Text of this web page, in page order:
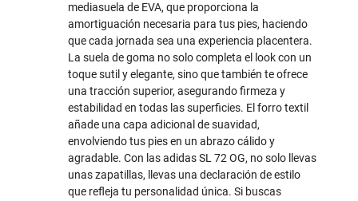
mediasuela de EVA, que proporciona la
amortiguación necesaria para tus pies, haciendo
que cada jornada sea una experiencia placentera.
La suela de goma no solo completa el look con un
toque sutil y elegante, sino que también te ofrece
una tracción superior, asegurando firmeza y
estabilidad en todas las superficies. El forro textil
añade una capa adicional de suavidad,
envolviendo tus pies en un abrazo cálido y
agradable. Con las adidas SL 72 OG, no solo llevas
unas zapatillas, llevas una declaración de estilo
que refleja tu personalidad única. Si buscas